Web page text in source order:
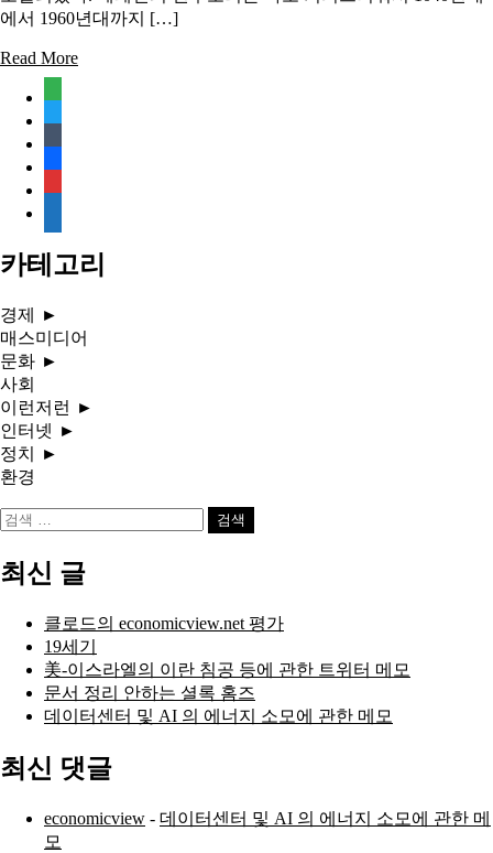
에서 1960년대까지 […]
Read More
document
카테고리
경제
►
매스미디어
문화 ►
사회
이런저런
►
인터넷 ►
정치
►
환경
검
최신 글
클로드의 economicview.net 평가
19세기
美-이스라엘의 이란 침공 등에 관한 트위터 메모
문서 정리 안하는 셜록 홈즈
데이터센터 및 AI 의 에너지 소모에 관한 메모
최신 댓글
economicview - 데이터센터 및 AI 의 에너지 소모에 관한 메
모